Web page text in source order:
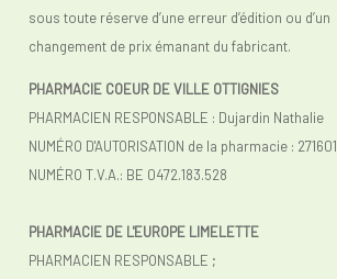
sous toute réserve d’une erreur d’édition ou d’un
changement de prix émanant du fabricant.
PHARMACIE COEUR DE VILLE OTTIGNIES
PHARMACIEN RESPONSABLE : Dujardin Nathalie
NUMÉRO D'AUTORISATION de la pharmacie : 271601
NUMÉRO T.V.A.: BE 0472.183.528
PHARMACIE DE L'EUROPE LIMELETTE
PHARMACIEN RESPONSABLE ;